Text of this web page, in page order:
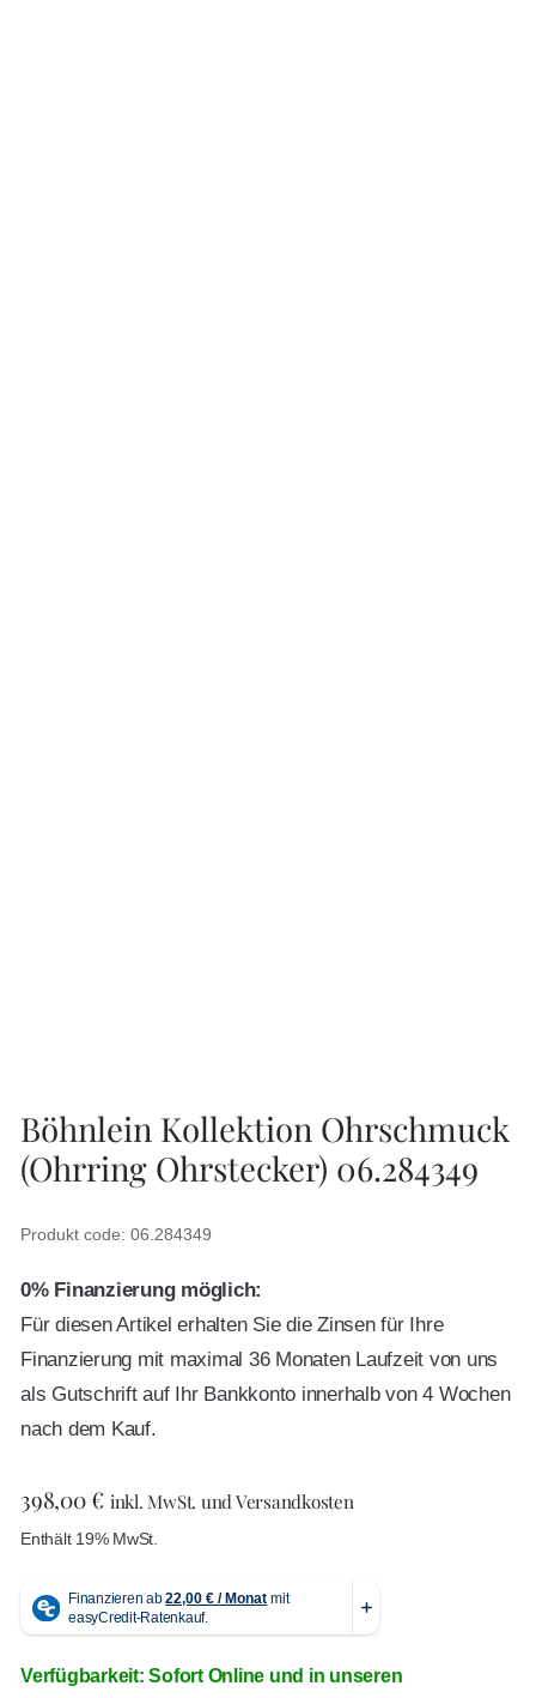
Böhnlein Kollektion Ohrschmuck
(Ohrring Ohrstecker) 06.284349
Produkt code: 06.284349
0% Finanzierung möglich:
Für diesen Artikel erhalten Sie die Zinsen für Ihre
Finanzierung mit maximal 36 Monaten Laufzeit von uns
als Gutschrift auf Ihr Bankkonto innerhalb von 4 Wochen
nach dem Kauf.
398,00€ inkl. MwSt. und Versandkosten
Enthält 19% MwSt.
Verfügbarkeit: Sofort Online und in unseren